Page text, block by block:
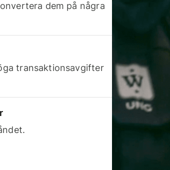
dem på några
transaktionsavgifter